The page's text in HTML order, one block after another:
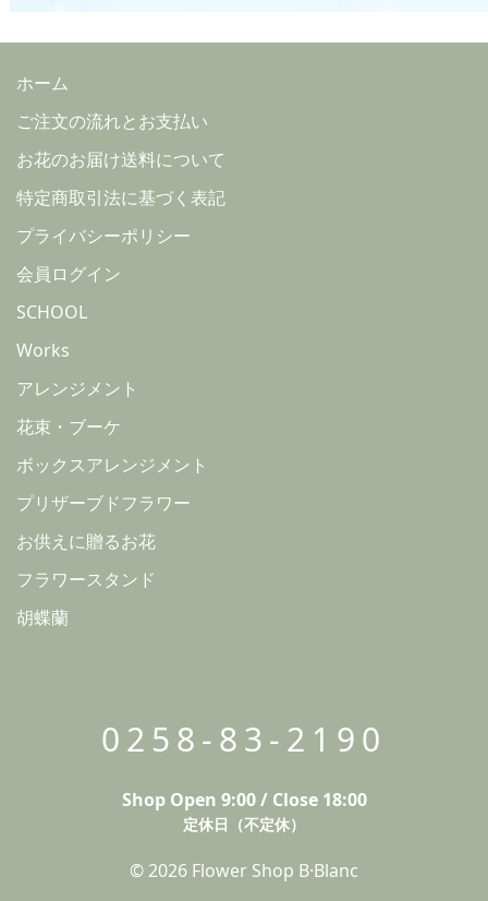
ホーム
ご注文の流れとお支払い
お花のお届け送料について
特定商取引法に基づく表記
プライバシーポリシー
会員ログイン
SCHOOL
Works
アレンジメント
花束・ブーケ
ボックスアレンジメント
プリザーブドフラワー
お供えに贈るお花
フラワースタンド
胡蝶蘭
0258-83-2190
Shop Open 9:00 / Close 18:00
定休日（不定休）
© 2026 Flower Shop B·Blanc